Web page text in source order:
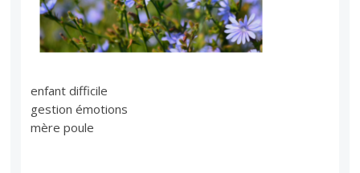
enfant difficile
gestion émotions
mère poule